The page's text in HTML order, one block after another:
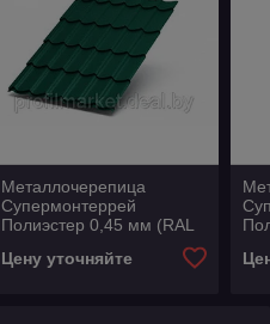
Металлочерепица
Супермонтеррей
Полиэстер 0,45 мм (RAL
Цену уточняйте